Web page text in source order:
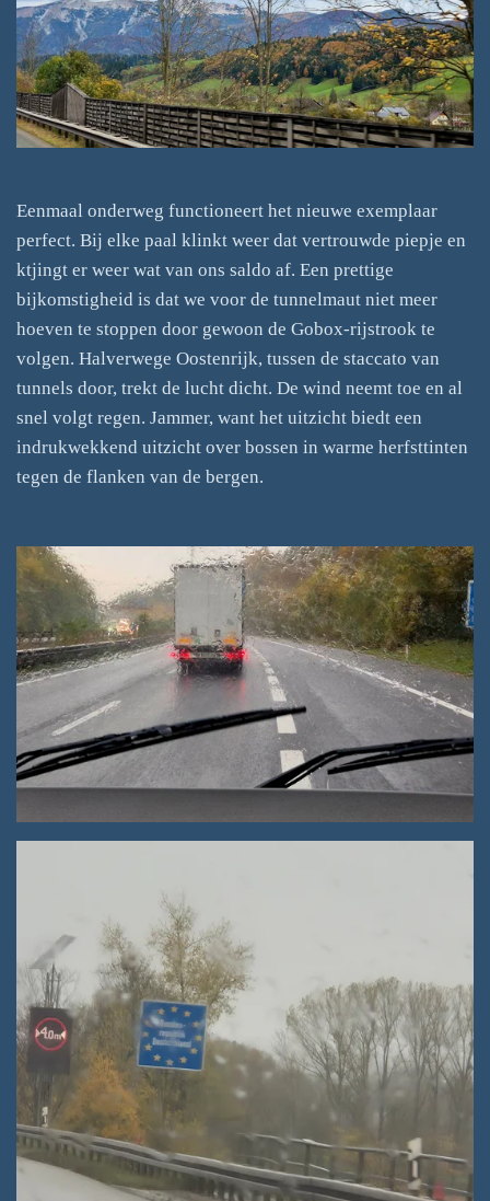
Eenmaal onderweg functioneert het nieuwe exemplaar
perfect. Bij elke paal klinkt weer dat vertrouwde piepje en
ktjingt er weer wat van ons saldo af. Een prettige
bijkomstigheid is dat we voor de tunnelmaut niet meer
hoeven te stoppen door gewoon de Gobox-rijstrook te
volgen. Halverwege Oostenrijk, tussen de staccato van
tunnels door, trekt de lucht dicht. De wind neemt toe en al
snel volgt regen. Jammer, want het uitzicht biedt een
indrukwekkend uitzicht over bossen in warme herfsttinten
tegen de flanken van de bergen.